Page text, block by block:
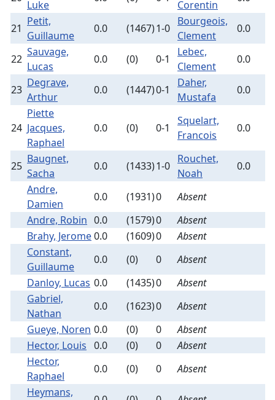
Luke Corentin
21
Petit,
Guillaume
0.0 (1467)1-0
Bourgeois,
Clement
0.0
22
Sauvage,
Lucas
0.0 (0) 0-1
Lebec,
Clement
0.0
23
Degrave,
Arthur
0.0 (1447)0-1
Daher,
Mustafa
0.0
24
Piette
Jacques,
Raphael
0.0 (0) 0-1
Squelart,
Francois
0.0
25
Baugnet,
Sacha
0.0 (1433)1-0
Rouchet,
Noah
0.0
Andre,
Damien
0.0 (1931)0
Absent
Andre, Robin 0.0 (1579)0
Absent
Brahy, Jerome0.0 (1609)0
Absent
Constant,
Guillaume
0.0 (0) 0
Absent
Danloy, Lucas 0.0 (1435)0
Absent
Gabriel,
Nathan
0.0 (1623)0
Absent
Gueye, Noren 0.0 (0) 0
Absent
Hector, Louis 0.0 (0) 0
Absent
Hector,
Raphael
0.0 (0) 0
Absent
Heymans,